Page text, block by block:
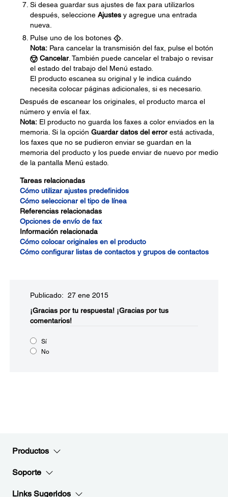
Si desea guardar sus ajustes de fax para utilizarlos
después, seleccione Ajustes y agregue una entrada
nueva.
Pulse uno de los botones
Nota: Para cancelar la transmisión del fax, pulse el botón
Cancelar. También puede cancelar el trabajo o revisar
el estado del trabajo del Menú estado.
El producto escanea su original y le indica cuándo
necesita colocar páginas adicionales, si es necesario.
Después de escanear los originales, el producto marca el
número y envía el fax.
Nota: El producto no guarda los faxes a color enviados en la
memoria. Si la opción Guardar datos del errorestá activada,
los faxes que no se pudieron enviar se guardan en la
memoria del producto y los puede enviar de nuevo por medio
de la pantalla Menú estado.
Tareas relacionadas
Cómo utilizar ajustes predefinidos
Cómo seleccionar el tipo de línea
Referencias relacionadas
Opciones de envío de fax
Información relacionada
Cómo colocar originales en el producto
Cómo configurar listas de contactos y grupos de contactos
Publicado: 27 ene 2015
¡Gracias por tu respuesta! ¡Gracias por tus
comentarios!
Sí
No
Productos
Soporte
Links Sugeridos